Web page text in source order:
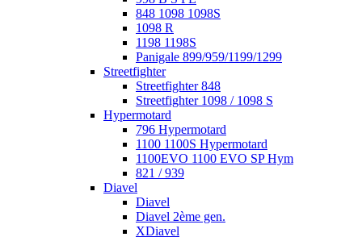
848 1098 1098S
1098 R
1198 1198S
Panigale 899/959/1199/1299
Streetfighter
Streetfighter 848
Streetfighter 1098 / 1098 S
Hypermotard
796 Hypermotard
1100 1100S Hypermotard
1100EVO 1100 EVO SP Hym
821 / 939
Diavel
Diavel
Diavel 2ème gen.
XDiavel